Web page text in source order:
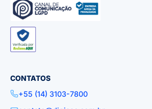
CONTATOS
+55 (14) 3103-7800